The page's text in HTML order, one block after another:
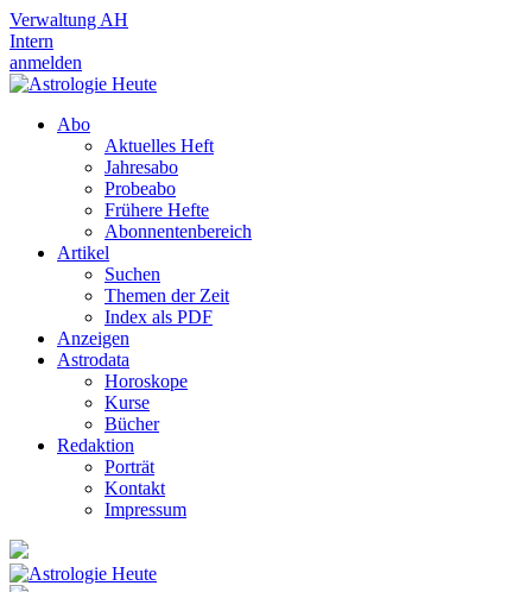
Verwaltung AH
Intern
anmelden
Abo
Aktuelles Heft
Jahresabo
Probeabo
Frühere Hefte
Abonnentenbereich
Artikel
Suchen
Themen der Zeit
Index als PDF
Anzeigen
Astrodata
Horoskope
Kurse
Bücher
Redaktion
Porträt
Kontakt
Impressum